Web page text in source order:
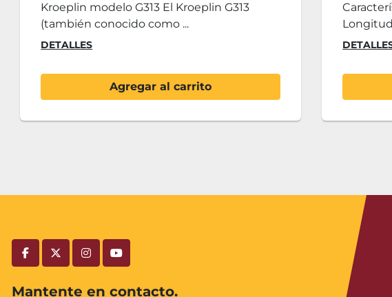
Características: Rango Medición: 1000 mm
Longitud Bocas: 150 ...
DETALLES
Agregar al carrito
facebooktwitterinstagramyoutube
Mantente en contacto.